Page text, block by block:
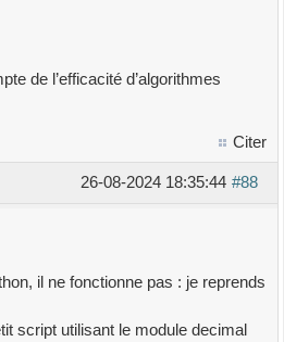
de l’efficacité d’algorithmes
Citer
#88
26-08-2024 18:35:44
il ne fonctionne pas : je reprends
script utilisant le module decimal